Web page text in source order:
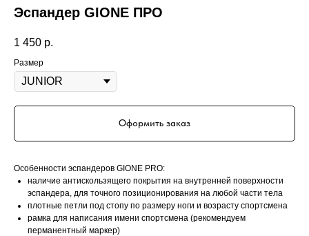
Эспандер GIONE ПРО
1 450 р.
Размер
Оформить заказ
Особенности эспандеров GIONE PRO:
наличие антискользящего покрытия на внутренней поверхности
эспандера, для точного позиционирования на любой части тела
плотные петли под стопу по размеру ноги и возрасту спортсмена
рамка для написания имени спортсмена (рекомендуем
перманентный маркер)